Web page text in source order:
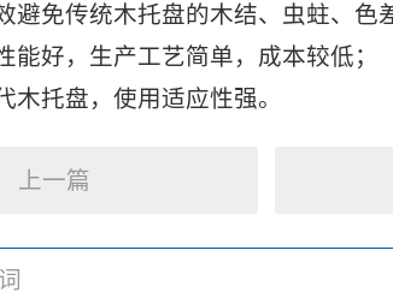
免传统木托盘的木结、虫蛀、色差
好，生产工艺简单，成本较低；
托盘，使用适应性强。
上一篇